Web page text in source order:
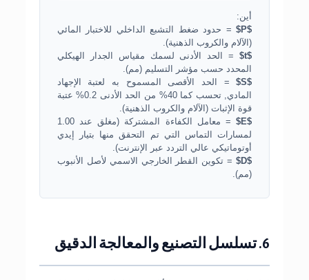
أين:
$P$
= حدود ضغط التشبع الداخلي للاختبار المائي
(الآلام والكروب الذهنية).
$t$
= الحد الأدنى لسمك مقياس الجدار الهيكلي
المحدد حسب مؤشر التسليم (مم).
$S$
= الحد الأقصى المسموح به لعتبة الإجهاد
المادي, تحسب كما 40% من الحد الأدنى 0.2% عتبة
قوة الإثبات (الآلام والكروب الذهنية).
$E$
= معامل الكفاءة المشتركة (مغلق عند 1.00
لمسارات التماس التي تم التحقق منها بتيار إيدي
أوتوماتيكي عالي التردد عبر الإنترنت).
$D$
= تكوين القطر الخارجي الاسمي لأصل الأنبوب
(مم).
6. تسلسل التصنيع والمعالجة الدقيق